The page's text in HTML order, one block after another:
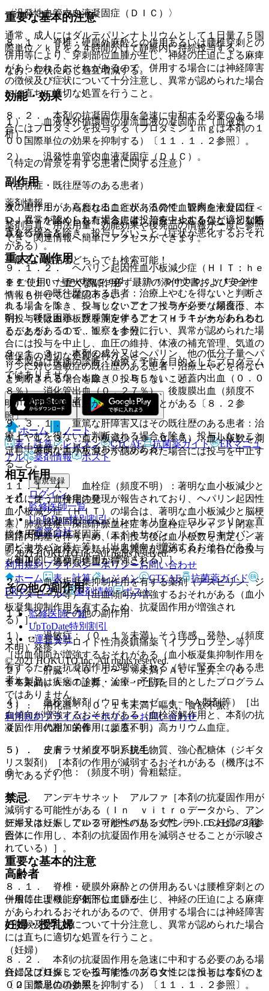
重要な基本的注意
８．１． 脊椎・硬膜外麻酔との併用あるいは腰椎穿刺との
併用等により、穿刺部位血腫が生じ、神経の圧迫による麻痺
があらわれるおそれがあるので、併用する場合には神経障害
の徴候及び症状について十分注意し、異常が認められた場合
には直ちに適切な処置を行うこと。
８．２． 本剤の抗凝固作用を急速に中和する必要のある場
合にはプロタミンを投与する（プロタミン１ｍｇは本剤の１
００国際単位の効果を抑制する）〔１１．１．２参照〕。
（特定の背景を有する患者に関する注意）
（合併症・既往歴等のある患者）
９．１．１． 高度な出血症状［汎発性血管内血液凝固症＜
ＤＩＣ＞を除く］を有する患者：治療上やむを得ないと判断
される場合を除き、投与しないこと（症状が悪化するおそれ
がある）。
９．１．２． ヘパリン起因性血小板減少症（ＨＩＴ：ｈｅ
ｐａｒｉｎ−ｉｎｄｕｃｅｄ ｔｈｒｏｍｂｏｃｙｔｏｐｅ
ｎｉａ）の既往歴のある患者：治療上やむを得ないと判断さ
れる場合を除き、投与しないこと、投与が必要な場合は、本
剤投与後は血小板数を測定すること（ＨＩＴがあらわれるこ
とがある）〔１５．１．１参照〕。
９．１．３． 本剤の成分又はヘパリン、他の低分子量ヘパ
リンに対し過敏症の既往歴のある患者：治療上やむを得ない
と判断される場合を除き、投与しないこと。
（肝機能障害患者）
９．３．１． 重篤な肝障害又はその既往歴のある患者：治
療上やむを得ないと判断される場合を除き、投与しないこと
（血中濃度が上昇するおそれがある）。
相互作用
１０．２． 併用注意：
１）． 抗凝固剤（ヘパリンナトリウム、ワルファリン、直
接作用型経口抗凝固薬（エドキサバン、リバーロキサバン、
アピキサバン等）等）［出血傾向が増強するおそれがある
（相加的に抗凝固作用が増強される）］。
２）． 血小板凝集抑制作用を有する薬剤（アスピリン、ジ
ピリダモール等）［出血傾向が増強するおそれがある（血小
板凝集抑制作用を有するため、抗凝固作用が増強され
る）］。
３）． 非ステロイド性消炎鎮痛薬（イブプロフェン等）
［出血傾向が増強するおそれがある（血小板凝集抑制作用を
有するため、抗凝固作用が増強される（特に腎不全のある患
者））］。
４）． 血栓溶解剤（ウロキナーゼ、ｔ−ＰＡ製剤等）［出
血傾向が増強するおそれがある（血栓溶解作用と、本剤の抗
凝固作用の相加的作用による）］。
５）． テトラサイクリン系抗生物質、強心配糖体（ジギタ
リス製剤）［本剤の作用が減弱するおそれがある（機序は不
明である）］。
６）． アンデキサネット アルファ［本剤の抗凝固作用が
減弱する可能性がある（Ｉｎ ｖｉｔｒｏデータから、アン
デキサネット アルファがヘパリン−アンチトロンビン３複
合体に作用し、本剤の抗凝固作用を減弱させることが示唆さ
れている）］。
高齢者
一般に生理機能が低下している。
妊婦・授乳婦
（妊婦）
妊婦又は妊娠している可能性のある女性には投与しないこと
〔２．禁忌の項参照〕。
〈汎発性血管内血液凝固症（ＤＩＣ）〉
通常、成人にはダルテパリンナトリウムとして１日量７５国
際単位／ｋｇを２４時間かけて静脈内に持続投与する。
なお、症状に応じ適宜増減する。
効能・効果
１）． 血液体外循環時の灌流血液の凝固防止（血液透
析）。
２）． 汎発性血管内血液凝固症（ＤＩＣ）。
副作用
次の副作用があらわれることがあるので、観察を十分に行
い、異常が認められた場合には投与を中止するなど適切な処
置を行うこと。
重大な副作用
１１．１． 重大な副作用
１１．１．１． ショック・アナフィラキシー（頻度不
明）：呼吸困難、浮腫等を伴うアナフィラキシーがあらわれ
ることがあるので、観察を十分に行い、異常が認められた場
合には投与を中止し、血圧の維持、体液の補充管理、気道の
確保等の適切な処置を行うこと。
１１．１．２． 出血（０．８５％）：頭蓋内出血（０．０
８％）、消化管出血（０．２７％）、後腹膜出血（頻度不
明）等の重篤な出血があらわれることがある〔８．２参
照〕。
１１．１．３． 血小板減少（０．０１％）：血小板数を測
定し、著明な血小板減少が認められた場合には投与を中止す
ること。
１１．１．４． 血栓症（頻度不明）：著明な血小板減少と
それに伴う血栓症の発現が報告されており、ヘパリン起因性
血小板減少症（ＨＩＴ）の場合は、著明な血小板減少と脳梗
塞、肺塞栓症、深部静脈血栓症等の血栓症やシャント閉塞、
回路内閉塞を伴うため、本剤投与後は血小板数を測定し、著
明な減少や血栓症を疑わせる異常が認められた場合には投与
を中止し、適切な処置を行うこと。
その他の副作用
１１．２． その他の副作用
１）． 過敏症：（０．１％未満）そう痒感、発熱、（頻度
不明）発疹。
２）． 肝臓：（０．１〜５％未満）ＡＬＴ上昇、（０．
１％未満）ＡＳＴ上昇、Ａｌ−Ｐ上昇。
３）． 消化器：（０．１％未満）嘔気、食欲不振。
４）． 代謝・栄養：（頻度不明）高カリウム血症。
５）． 皮膚：（頻度不明）脱毛。
６）． その他：（頻度不明）骨粗鬆症。
禁忌
妊婦又は妊娠している可能性のある女性〔９．５妊婦の項参
照〕。
重要な基本的注意
８．１． 脊椎・硬膜外麻酔との併用あるいは腰椎穿刺との
併用等により、穿刺部位血腫が生じ、神経の圧迫による麻痺
があらわれるおそれがあるので、併用する場合には神経障害
の徴候及び症状について十分注意し、異常が認められた場合
には直ちに適切な処置を行うこと。
８．２． 本剤の抗凝固作用を急速に中和する必要のある場
合にはプロタミンを投与する（プロタミン１ｍｇは本剤の１
００国際単位の効果を抑制する）〔１１．１．２参照〕。
薬剤情報
薬剤写真、用法用量、効能効果や後発品の情報が一度に参照
でき、関連情報へ簡単にアクセスができます。
一般名、製品名どちらでも検索可能！
※ ご使用いただく際に、必ず最新の添付文書および安全性
情報も併せてご確認下さい。
※本製品は疾病の診断・治療・予防を目的としたプログラム
ではありません。
ホーム
ノート
表・計算
レジメン CTCAE 抗菌薬ガイド
ERマニュ
アル
薬剤情報 ポスト
新規登録
ログイン
監修医師一覧
UpToDate特別割引
運営会社
© 2021 HOKUTO Inc. All rights reserved.
利用規約プライバシーポリシーお問い合わせ
ホーム
表・計算 レジメン CTCAE
抗菌薬ガイド
ERマニュアル
薬剤情報 ポスト
監修医師一覧
UpToDate特別割引
運営会社
© 2021 HOKUTO Inc. All rights reserved.
※本製品は疾病の診断・治療・予防を目的としたプログラム
ではありません。
利用規約プライバシーポリシーお問い合わせ